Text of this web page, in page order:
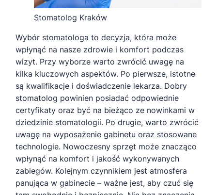
Stomatolog Kraków
Wybór stomatologa to decyzja, która może
wpłynąć na nasze zdrowie i komfort podczas
wizyt. Przy wyborze warto zwrócić uwagę na
kilka kluczowych aspektów. Po pierwsze, istotne
są kwalifikacje i doświadczenie lekarza. Dobry
stomatolog powinien posiadać odpowiednie
certyfikaty oraz być na bieżąco ze nowinkami w
dziedzinie stomatologii. Po drugie, warto zwrócić
uwagę na wyposażenie gabinetu oraz stosowane
technologie. Nowoczesny sprzęt może znacząco
wpłynąć na komfort i jakość wykonywanych
zabiegów. Kolejnym czynnikiem jest atmosfera
panująca w gabinecie – ważne jest, aby czuć się